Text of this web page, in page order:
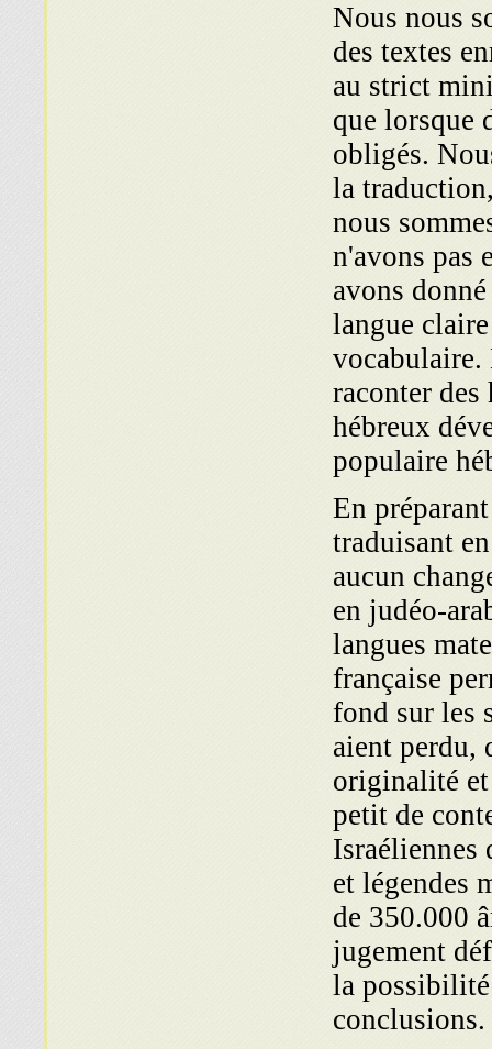
Nous nous
des textes
au strict
que lorsque
obligés.
la
nous
n'a­vons pas
avons
langue
vocabulaire.
raconter
hébreux
popu­laire
En
tradui­sant
aucun
en judéo-
langues
française
fond sur les
aient perdu,
originalité
petit de
Israéliennes
et légendes
de 350.000
jugement
la possi­bilité
conclusions.